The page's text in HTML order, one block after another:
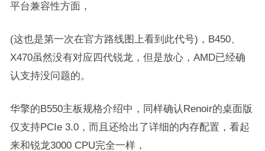
平台兼容性方面，
(这也是第一次在官方路线图上看到此代号)，B450、
X470虽然没有对应四代锐龙，但是放心，AMD已经确
认支持没问题的。
华擎的B550主板规格介绍中，同样确认Renoir的桌面版
仅支持PCIe 3.0，而且还给出了详细的内存配置，看起
来和锐龙3000 CPU完全一样，